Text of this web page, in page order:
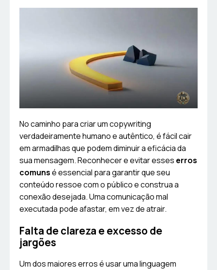
No caminho para criar um copywriting
verdadeiramente humano e autêntico, é fácil cair
em armadilhas que podem diminuir a eficácia da
sua mensagem. Reconhecer e evitar esses erros
comunsé essencial para garantir que seu
conteúdo ressoe com o público e construa a
conexão desejada. Uma comunicação mal
executada pode afastar, em vez de atrair.
Falta de clareza e excesso de
jargões
Um dos maiores erros é usar uma linguagem